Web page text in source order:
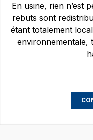
En usine, rien n’est
rebuts sont
étant totalement
environnementale,